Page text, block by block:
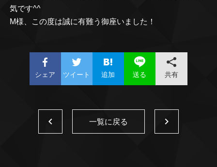
気です^^
M様、この度は誠に有難う御座いました！
シェア ツイート 追加 送る 共有
一覧に戻る